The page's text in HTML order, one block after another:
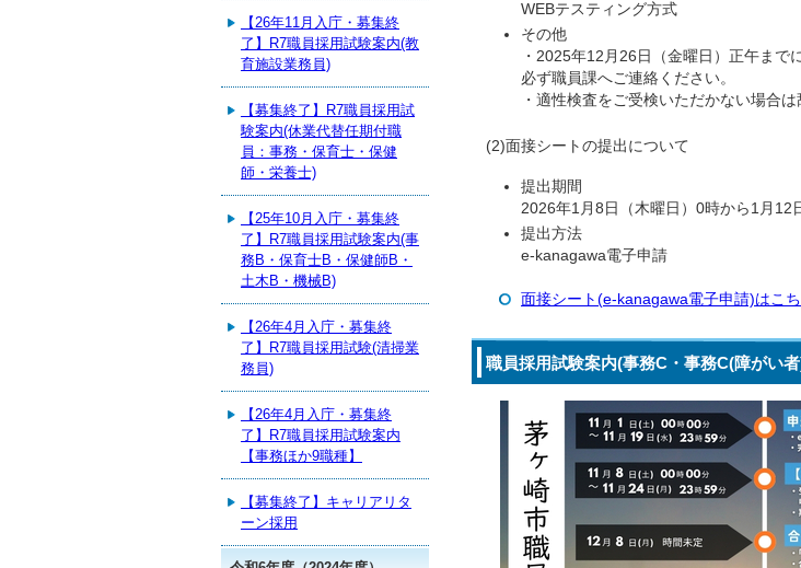
WEBテスティング方式
その他
・2025年12月26日（金曜日）正午まで
必ず職員課へご連絡ください。
・適性検査をご受検いただかない場合
(2)面接シートの提出について
提出期間
2026年1月8日（木曜日）0時から1月12
提出方法
e-kanagawa電子申請
面接シート(e-kanagawa電子申請)はこ
職員採用試験案内(事務C・事務C(障がい
【26年11月入庁・募集終
了】R7職員採用試験案内(教
育施設業務員)
【募集終了】R7職員採用試
験案内(休業代替任期付職
員：事務・保育士・保健
師・栄養士)
【25年10月入庁・募集終
了】R7職員採用試験案内(事
務B・保育士B・保健師B・
土木B・機械B)
【26年4月入庁・募集終
了】R7職員採用試験(清掃業
務員)
【26年4月入庁・募集終
了】R7職員採用試験案内
【事務ほか9職種】
【募集終了】キャリアリタ
ーン採用